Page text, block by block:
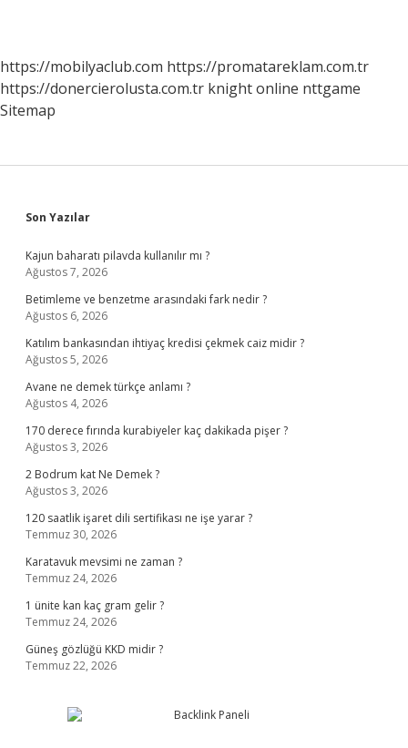
https://mobilyaclub.com https://promatareklam.com.tr
https://donercierolusta.com.tr knight online nttgame
Sitemap
Sidebar
Son Yazılar
Kajun baharatı pilavda kullanılır mı ?
Ağustos 7, 2026
Betimleme ve benzetme arasındaki fark nedir ?
Ağustos 6, 2026
Katılım bankasından ihtiyaç kredisi çekmek caiz midir ?
Ağustos 5, 2026
Avane ne demek türkçe anlamı ?
Ağustos 4, 2026
170 derece fırında kurabiyeler kaç dakikada pişer ?
Ağustos 3, 2026
2 Bodrum kat Ne Demek ?
Ağustos 3, 2026
120 saatlik işaret dili sertifikası ne işe yarar ?
Temmuz 30, 2026
Karatavuk mevsimi ne zaman ?
Temmuz 24, 2026
1 ünite kan kaç gram gelir ?
Temmuz 24, 2026
Güneş gözlüğü KKD midir ?
Temmuz 22, 2026